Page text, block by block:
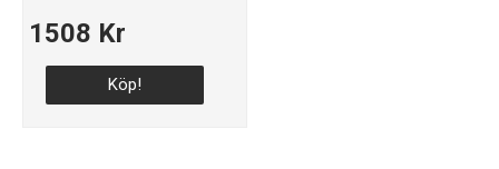
1508 Kr
Köp!